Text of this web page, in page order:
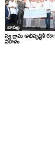
బాపట్ల
స్వ గ్రామ అభివృద్ధికి
విరాళం